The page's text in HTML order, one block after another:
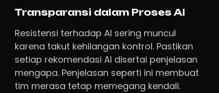
Transparansi dalam Proses AI
Resistensi terhadap AI sering muncul
karena takut kehilangan kontrol. Pastikan
setiap rekomendasi AI disertai penjelasan
mengapa. Penjelasan seperti ini membuat
tim merasa tetap memegang kendali.